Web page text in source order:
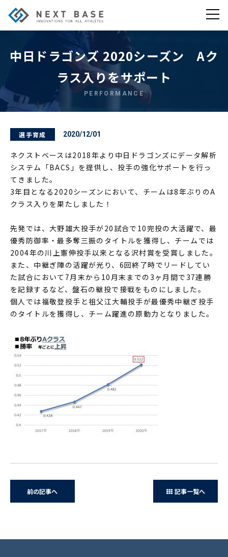
中日ドラゴンズ 2020シーズン Aク
ラス入りをサポート
PERFORMANCE
選手育成 2020/12/01
ネクストベースは2018年より中日ドラゴンズにデータ解析
システム「BACS」を提供し、投手の強化サポートを行っ
てきました。
3年目となる2020シーズンにおいて、チームは8年ぶりのA
クラス入りを果たしました！
先発では、大野雄大投手が20試合で10完投の大活躍で、最
優秀防御率・最多奪三振のタイトルを獲得し、チームでは
2004年の川上憲伸投手以来となる沢村賞を受賞しました。
また、中継ぎ陣の活躍が光り、6回終了時でリードしてい
た試合において7月末から10月末までの3ヶ月間で37連勝
を記録するなど、盤石の継投で接戦をものにしました。
個人では福敬登投手と祖父江大輔投手が最優秀中継ぎ投手
のタイトルを獲得し、チーム躍進の原動力となりました。
前の記事へ 記事一覧へ